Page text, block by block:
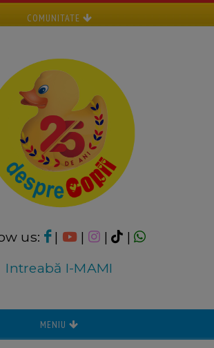
COMUNITATE
us: | | |
|
Intreabă I-MAMI
MENIU